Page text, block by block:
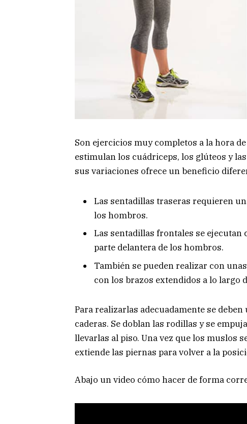
Son ejercicios muy completos a la hora
estimulan los cuádriceps, los glúteos y
sus variaciones ofrece un beneficio
Las sentadillas traseras requieren
los hombros.
Las sentadillas frontales se ejecutan
parte delantera de los hombros.
También se pueden realizar con
con los brazos extendidos a lo largo
Para realizarlas adecuadamente se
caderas. Se doblan las rodillas y se
llevarlas al piso. Una vez que los muslos
extiende las piernas para volver a la
Abajo un video cómo hacer de forma